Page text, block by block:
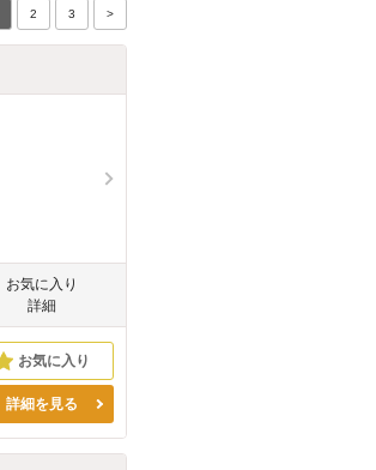
2 3 >
お気に入り
詳細
詳細を見る